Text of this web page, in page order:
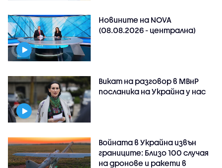
Новините на NOVA
(08.08.2026 - централна)
Викат на разговор в МВнР
посланика на Украйна у нас
Войната в Украйна извън
границите: Близо 100 случая
на дронове и ракети в